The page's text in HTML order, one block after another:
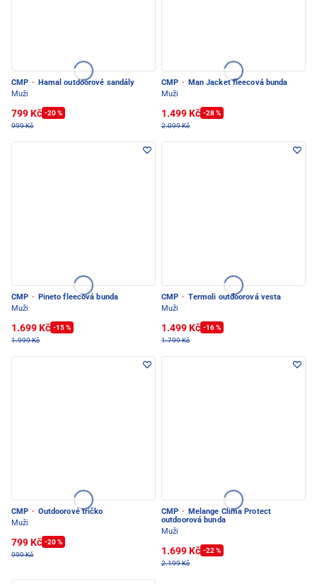
CMP ·
Hamal outdoorové sandály
Muži
799 Kč -20 %
999 Kč
CMP ·
Man Jacket fleecová bunda
Muži
1.499 Kč -28 %
2.099 Kč
CMP ·
Pineto fleecová bunda
Muži
1.699 Kč -15 %
1.999 Kč
CMP · Termoli outdoorová vesta
Muži
1.499 Kč -16 %
1.799 Kč
CMP · Outdoorové tričko
Muži
799 Kč -20 %
999 Kč
CMP ·
Melange Clima Protect
outdoorová bunda
Muži
1.699 Kč -22 %
2.199 Kč